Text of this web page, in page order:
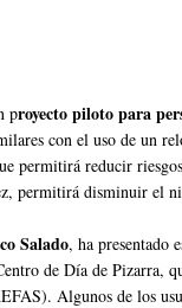
proyecto piloto para
con el uso de un
permitirá reducir
permitirá disminuir el
Salado, ha presentado
de Día de Pizarra,
Algunos de los